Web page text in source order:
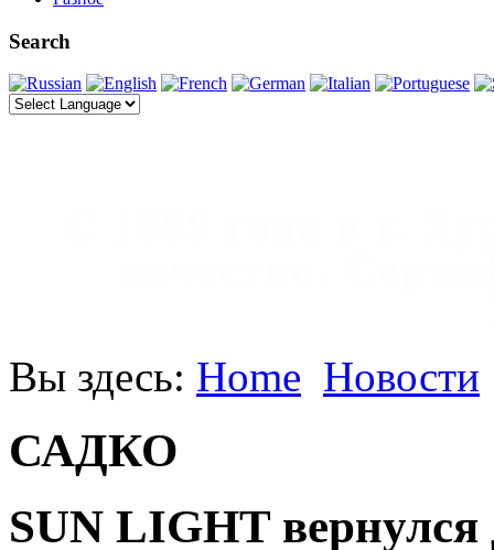
Search
Вы здесь: Home Новости
САДКО
SUN LIGHT вернулся